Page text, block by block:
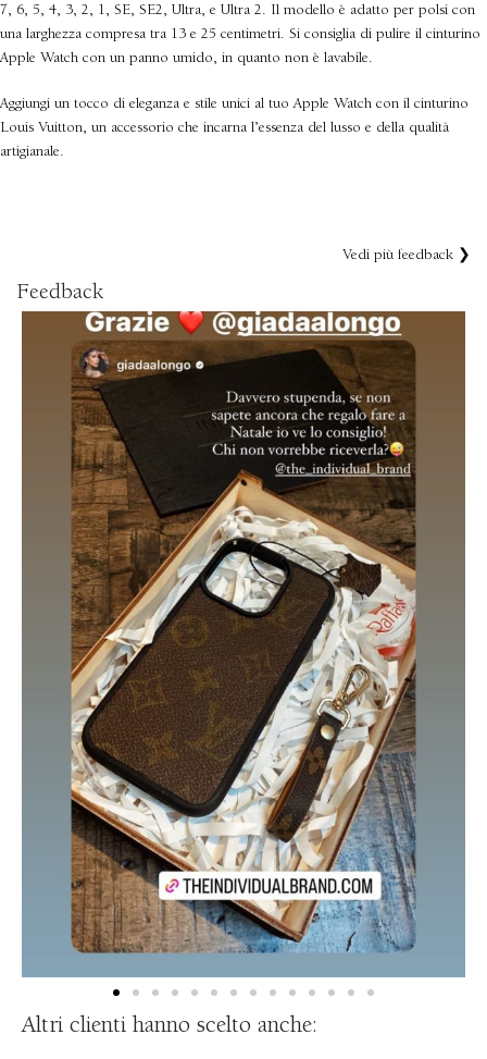
7, 6, 5, 4, 3, 2, 1, SE, SE2, Ultra, e Ultra 2. Il modello è adatto per polsi con
una larghezza compresa tra 13 e 25 centimetri. Si consiglia di pulire il cinturino
Apple Watch con un panno umido, in quanto non è lavabile.
Aggiungi un tocco di eleganza e stile unici al tuo Apple Watch con il cinturino
Louis Vuitton, un accessorio che incarna l’essenza del lusso e della qualità
artigianale.
Feedback
Vedi più feedback ❯
Altri clienti hanno scelto anche: